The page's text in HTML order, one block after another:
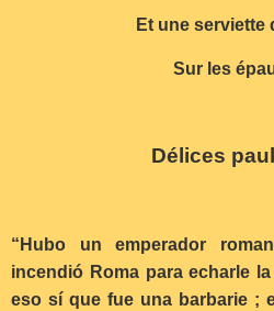
Et une serviette
Sur les
Délices
“Hubo un emperador
incendió Roma para echarle
eso sí que fue una barbarie ;